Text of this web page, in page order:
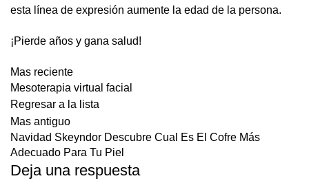
esta línea de expresión aumente la edad de la persona.
¡Pierde años y gana salud!
Mas reciente
Mesoterapia virtual facial
Regresar a la lista
Mas antiguo
Navidad Skeyndor Descubre Cual Es El Cofre Más
Adecuado Para Tu Piel
Deja una respuesta